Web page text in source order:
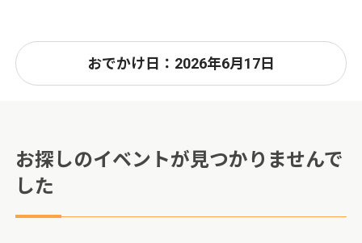
おでかけ日：2026年6月17日
お探しのイベントが見つかりませんで
した